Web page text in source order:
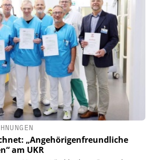
„Angehörigenfreundliche
am UKR